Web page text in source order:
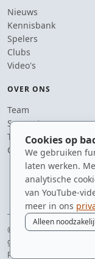
Cookies op
We gebruiken
laten werken.
analytische
van YouTube-
meer in ons
Alleen
Nieuws
Kennisbank
Spelers
Clubs
Video's
OVER ONS
Team
Supporters
Tip de redactie
Contact
© 2010–2026
geluk
privacy